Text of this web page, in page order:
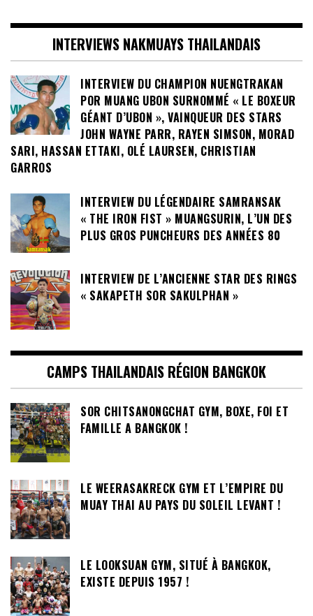
INTERVIEWS NAKMUAYS THAILANDAIS
INTERVIEW DU CHAMPION NUENGTRAKAN
POR MUANG UBON SURNOMMÉ « LE BOXEUR
GÉANT D’UBON », VAINQUEUR DES STARS
JOHN WAYNE PARR, RAYEN SIMSON, MORAD
SARI, HASSAN ETTAKI, OLÉ LAURSEN, CHRISTIAN
GARROS
INTERVIEW DU LÉGENDAIRE SAMRANSAK
« THE IRON FIST » MUANGSURIN, L’UN DES
PLUS GROS PUNCHEURS DES ANNÉES 80
INTERVIEW DE L’ANCIENNE STAR DES RINGS
« SAKAPETH SOR SAKULPHAN »
CAMPS THAILANDAIS RÉGION BANGKOK
SOR CHITSANONGCHAT GYM, BOXE, FOI ET
FAMILLE A BANGKOK !
LE WEERASAKRECK GYM ET L’EMPIRE DU
MUAY THAI AU PAYS DU SOLEIL LEVANT !
LE LOOKSUAN GYM, SITUÉ À BANGKOK,
EXISTE DEPUIS 1957 !